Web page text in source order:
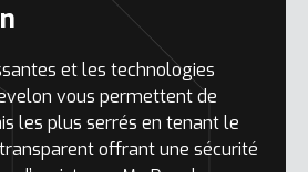
et les technologies
vous permettent de
les plus serrés en tenant le
offrant une sécurité